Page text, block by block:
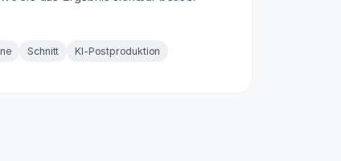
Schnitt KI-Postproduktion